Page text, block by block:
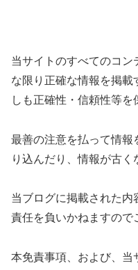
当サイトのすべてのコ
な限り正確な情報を掲
しも正確性・信頼性等を
最善の注意を払って情報
り込んだり、情報が古く
当ブログに掲載された
責任を負いかねますので
本免責事項、および、当